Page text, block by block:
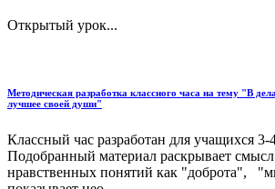
Открытый урок...
Методическая разработка классного часа на тему "В
лучшее своей души"
Классный час разработан для учащихся
Подобранный материал раскрывает
нравственных понятий как "доброта",